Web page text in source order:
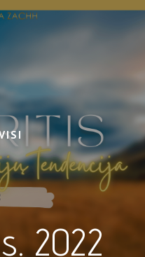
2022